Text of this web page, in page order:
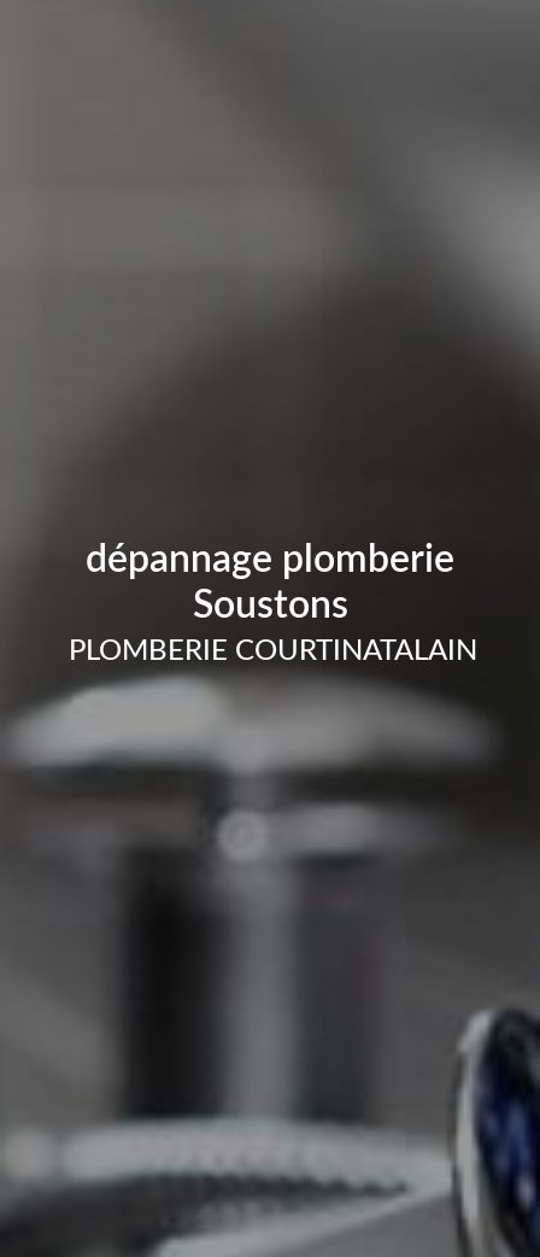
dépannage plomberie
Soustons
PLOMBERIE COURTINATALAIN